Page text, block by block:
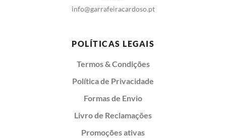
info@garrafeiracardoso.pt
POLÍTICAS LEGAIS
Termos & Condições
Política de Privacidade
Formas de Envio
Livro de Reclamações
Promoções ativas